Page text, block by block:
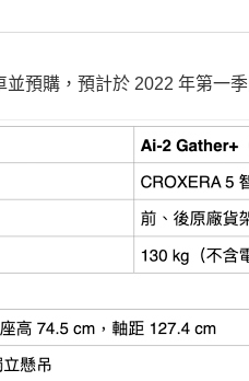
預購，預計於 2022 年第一